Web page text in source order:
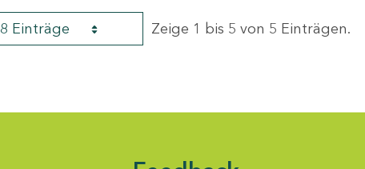
8 Einträge Zeige 1 bis 5 von 5 Einträgen.